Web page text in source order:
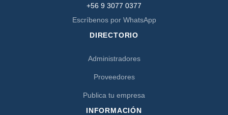
+56 9 3077 0377
Escríbenos por WhatsApp
DIRECTORIO
Administradores
Proveedores
Publica tu empresa
INFORMACIÓN